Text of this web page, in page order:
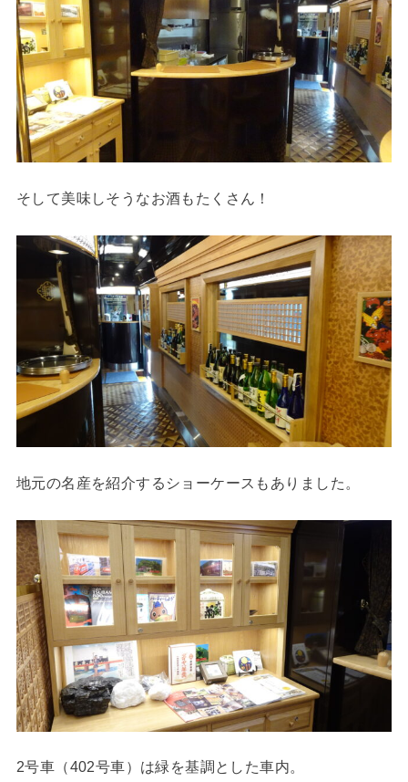
そして美味しそうなお酒もたくさん！
地元の名産を紹介するショーケースもありました。
2号車（402号車）は緑を基調とした車内。